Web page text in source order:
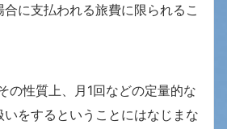
に支払われる旅費に限られるこ
の性質上、月1回などの定量的な
をするということにはなじまな